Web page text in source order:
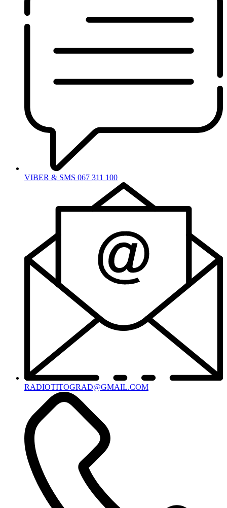
VIBER & SMS 067 311 100
RADIOTITOGRAD@GMAIL.COM